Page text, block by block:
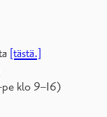
[tästä.]
klo 9–16)